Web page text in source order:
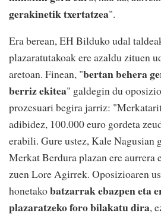
gerakinetik txertatzea".
Era berean, EH Bilduko udal
plazaratutakoak ere azaldu zituen
aretoan. Finean, "bertan behera
berriz ekitea" galdegin du
prozesuari begira jarriz:
adibidez, 100.000 euro gordeta
erabili. Gure ustez, Kale Nagusian
Merkat Berdura plazan ere aurrera
zuen Lore Agirrek. Oposizioaren
honetakobatzarrak ebazpen eta
plazaratzeko foro bilakatu dira,